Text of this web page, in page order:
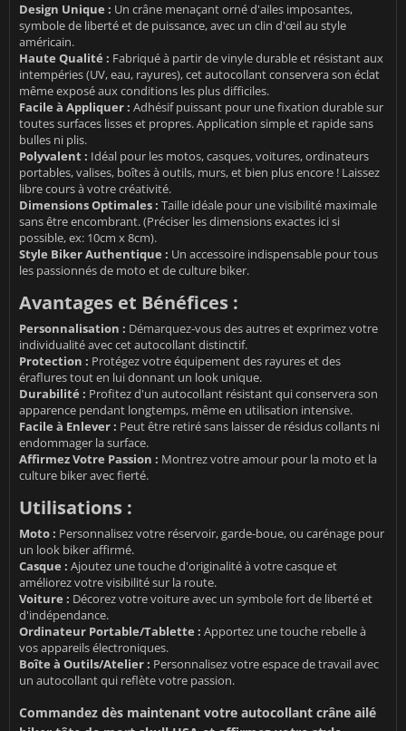
Design Unique : Un crâne menaçant orné d'ailes imposantes,
symbole de liberté et de puissance, avec un clin d'œil au style
américain.
Haute Qualité : Fabriqué à partir de vinyle durable et résistant aux
intempéries (UV, eau, rayures), cet autocollant conservera son éclat
même exposé aux conditions les plus difficiles.
Facile à Appliquer : Adhésif puissant pour une fixation durable sur
toutes surfaces lisses et propres. Application simple et rapide sans
bulles ni plis.
Polyvalent : Idéal pour les motos, casques, voitures, ordinateurs
portables, valises, boîtes à outils, murs, et bien plus encore ! Laissez
libre cours à votre créativité.
Dimensions Optimales : Taille idéale pour une visibilité maximale
sans être encombrant. (Préciser les dimensions exactes ici si
possible, ex: 10cm x 8cm).
Style Biker Authentique : Un accessoire indispensable pour tous
les passionnés de moto et de culture biker.
Avantages et Bénéfices :
Personnalisation : Démarquez-vous des autres et exprimez votre
individualité avec cet autocollant distinctif.
Protection : Protégez votre équipement des rayures et des
éraflures tout en lui donnant un look unique.
Durabilité : Profitez d'un autocollant résistant qui conservera son
apparence pendant longtemps, même en utilisation intensive.
Facile à Enlever : Peut être retiré sans laisser de résidus collants ni
endommager la surface.
Affirmez Votre Passion : Montrez votre amour pour la moto et la
culture biker avec fierté.
Utilisations :
Moto : Personnalisez votre réservoir, garde-boue, ou carénage pour
un look biker affirmé.
Casque : Ajoutez une touche d'originalité à votre casque et
améliorez votre visibilité sur la route.
Voiture : Décorez votre voiture avec un symbole fort de liberté et
d'indépendance.
Ordinateur Portable/Tablette : Apportez une touche rebelle à
vos appareils électroniques.
Boîte à Outils/Atelier : Personnalisez votre espace de travail avec
un autocollant qui reflète votre passion.
Commandez dès maintenant votre autocollant crâne ailé